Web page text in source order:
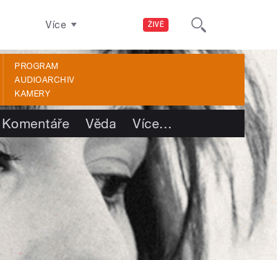
ŽIVĚ
Více
PROGRAM
AUDIOARCHIV
KAMERY
Komentáře Věda Více…